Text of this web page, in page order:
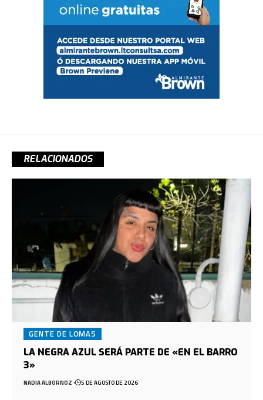
RELACIONADOS
GENTE DE LOMAS
LA NEGRA AZUL SERÁ PARTE DE «EN EL BARRO
3»
NADIA ALBORNOZ 5 DE AGOSTO DE 2026